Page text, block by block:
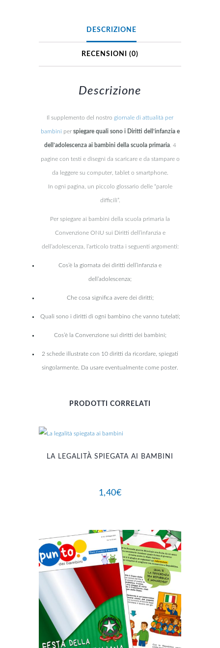
DESCRIZIONE
RECENSIONI (0)
Descrizione
Il supplemento del nostro giornale di attualità per
bambini per spiegare quali sono i Diritti dell’infanzia e
dell’adolescenza ai bambini della scuola primaria. 4
pagine con testi e disegni da scaricare e da stampare o
da leggere su computer, tablet o smartphone.
In ogni pagina, un piccolo glossario delle “parole
difficili”.
Per spiegare ai bambini della scuola primaria la
Convenzione ONU sui Diritti dell’infanzia e
dell’adolescenza, l’articolo tratta i seguenti argomenti:
Cos’è la giornata dei diritti dell’infanzia e
dell’adolescenza;
Che cosa significa avere dei diritti;
Quali sono i diritti di ogni bambino che vanno tutelati;
Cos’è la Convenzione sui diritti dei bambini;
2 schede illustrate con 10 diritti da ricordare, spiegati
singolarmente. Da usare eventualmente come poster.
PRODOTTI CORRELATI
LA LEGALITÀ SPIEGATA AI BAMBINI
1,40€